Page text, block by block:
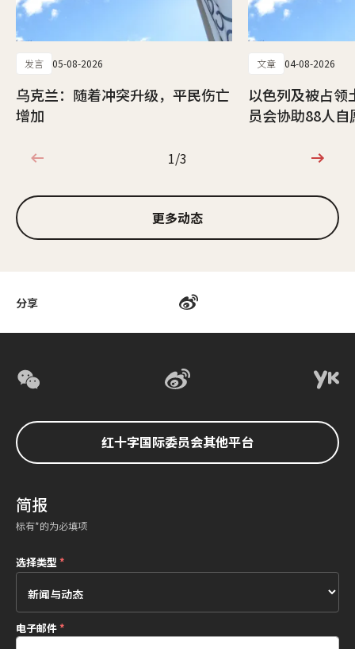
分享
发言 05-08-2026
乌克兰：随着冲突升级，平民伤亡
增加
文章 04-08-2026
以色列及被占领
员会协助88人
1/3
1/3
更多动态
红十字国际委员会其他平台
简报
标有*的为必填项
选择类型*
电子邮件*